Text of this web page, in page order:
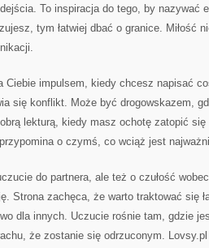
To inspiracja do tego, by nazywać
tym łatwiej dbać o granice. Miłość
Ciebie impulsem, kiedy chcesz napisać
się konflikt. Może być drogowskazem,
lekturą, kiedy masz ochotę zatopić
o czymś, co wciąż jest
do partnera, ale też o czułość
Strona zachęca, że warto traktować się
dla innych. Uczucie rośnie tam, gdzie
że zostanie się odrzuconym. Lovsy.pl